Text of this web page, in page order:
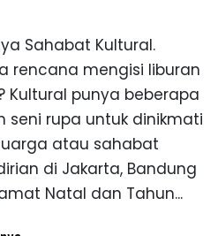
Sahabat Kultural.
rencana mengisi liburan
Kultural punya beberapa
seni rupa untuk dinikmati
atau sahabat
di Jakarta, Bandung
Natal dan Tahun...